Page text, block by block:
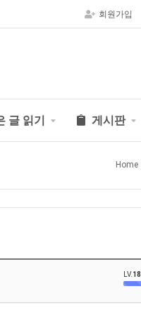
회원가입
글 읽기 게시판
Home
LV.18